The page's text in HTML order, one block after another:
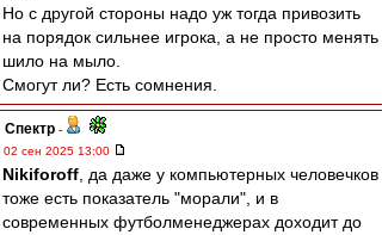
Но с другой стороны надо уж тогда привозить
на порядок сильнее игрока, а не просто менять
шило на мыло.
Смогут ли? Есть сомнения.
Спектр -
02 сен 2025 13:00
Nikiforoff , да даже у компьютерных человечков
тоже есть показатель "морали", и в
современных футболменеджерах доходит до